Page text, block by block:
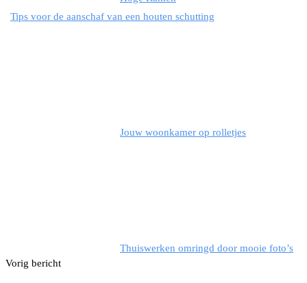
Tips voor de aanschaf van een houten schutting
Jouw woonkamer op rolletjes
Thuiswerken omringd door mooie foto’s
Vorig bericht